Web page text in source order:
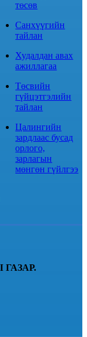
төсөв
Санхүүгийн
тайлан
Худалдан авах
ажиллагаа
Төсвийн
гүйцэтгэлийн
тайлан
Цалингийн
зардлаас бусад
орлого,
зарлагын
мөнгөн гүйлгээ